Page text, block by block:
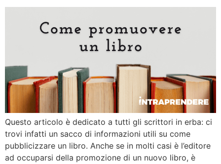
Questo articolo è dedicato a tutti gli scrittori in erba: ci
trovi infatti un sacco di informazioni utili su come
pubblicizzare un libro. Anche se in molti casi è l’editore
ad occuparsi della promozione di un nuovo libro, è